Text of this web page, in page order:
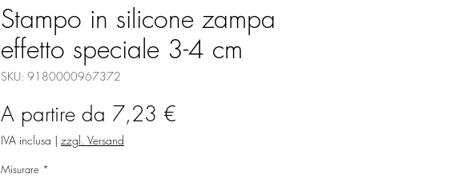
Stampo in silicone zampa
effetto speciale 3-4 cm
SKU: 9180000967372
A partire da 7,23 €
IVA inclusa | zzgl. Versand
Misurare *